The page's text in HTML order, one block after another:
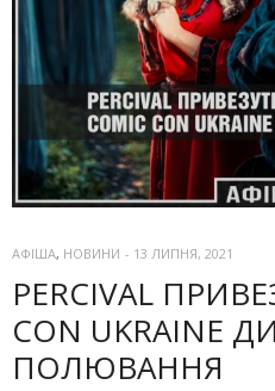
АФІША, НОВИНИ - 13 ЛИПНЯ, 2021
PERCIVAL
CON UKRAINE
ПОЛЮВАННЯ